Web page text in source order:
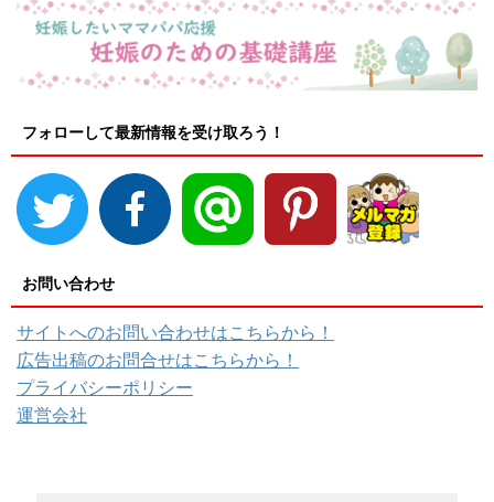
フォローして最新情報を受け取ろう！
お問い合わせ
サイトへのお問い合わせはこちらから！
広告出稿のお問合せはこちらから！
プライバシーポリシー
運営会社